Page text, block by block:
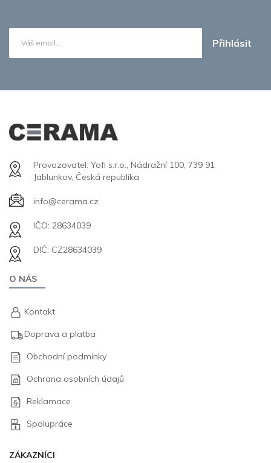
Přihlásit
Provozovatel: Yofi s.r.o., Nádražní 100, 739 91
Jablunkov, Česká republika
info@cerama.cz
IČO: 28634039
DIČ: CZ28634039
O NÁS
Kontakt
Doprava a platba
Obchodní podmínky
Ochrana osobních údajů
Reklamace
Spolupráce
ZÁKAZNÍCI